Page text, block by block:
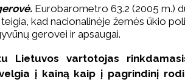
Eurobarometro 63.2 (2005 m.)
kad nacionalinėje žemės ūkio
gerovei ir apsaugai.
Lietuvos vartotojas
į kainą kaip į pagrindinį